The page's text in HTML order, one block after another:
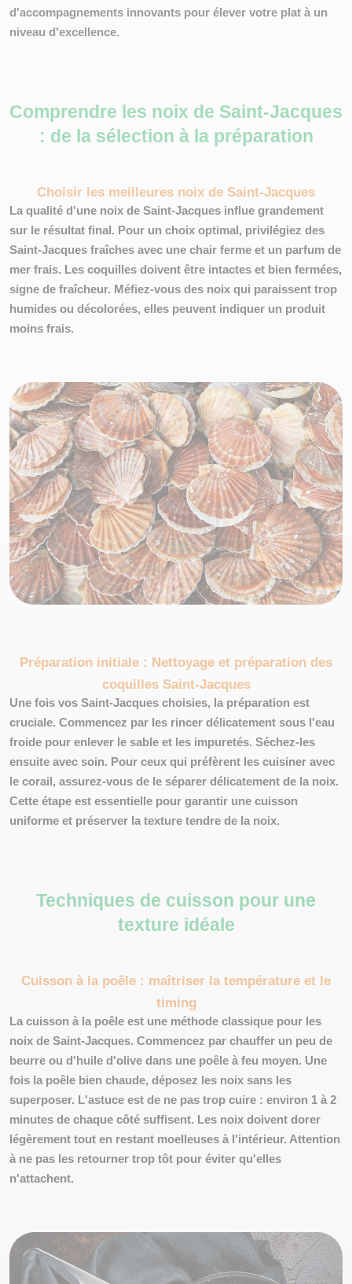
d'accompagnements innovants pour élever votre plat à un
niveau d'excellence.
Comprendre les noix de Saint-Jacques
: de la sélection à la préparation
Choisir les meilleures noix de Saint-Jacques
La qualité d'une noix de Saint-Jacques influe grandement
sur le résultat final. Pour un choix optimal, privilégiez des
Saint-Jacques fraîches avec une chair ferme et un parfum de
mer frais. Les coquilles doivent être intactes et bien fermées,
signe de fraîcheur. Méfiez-vous des noix qui paraissent trop
humides ou décolorées, elles peuvent indiquer un produit
moins frais.
Préparation initiale : Nettoyage et préparation des
coquilles Saint-Jacques
Une fois vos Saint-Jacques choisies, la préparation est
cruciale. Commencez par les rincer délicatement sous l'eau
froide pour enlever le sable et les impuretés. Séchez-les
ensuite avec soin. Pour ceux qui préfèrent les cuisiner avec
le corail, assurez-vous de le séparer délicatement de la noix.
Cette étape est essentielle pour garantir une cuisson
uniforme et préserver la texture tendre de la noix.
Techniques de cuisson pour une
texture idéale
Cuisson à la poêle : maîtriser la température et le
timing
La cuisson à la poêle est une méthode classique pour les
noix de Saint-Jacques. Commencez par chauffer un peu de
beurre ou d'huile d'olive dans une poêle à feu moyen. Une
fois la poêle bien chaude, déposez les noix sans les
superposer. L'astuce est de ne pas trop cuire : environ 1 à 2
minutes de chaque côté suffisent. Les noix doivent dorer
légèrement tout en restant moelleuses à l'intérieur. Attention
à ne pas les retourner trop tôt pour éviter qu'elles
n'attachent.